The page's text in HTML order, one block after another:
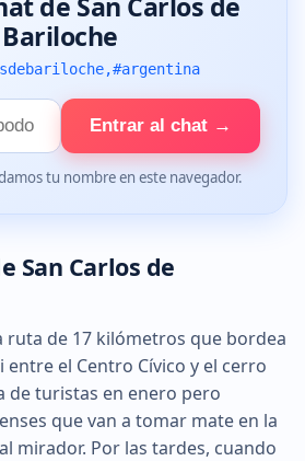
Bariloche
Entrar al chat →
tu nombre en este navegador.
San Carlos de
ruta de 17 kilómetros que bordea
entre el Centro Cívico y el cerro
de turistas en enero pero
que van a tomar mate en la
mirador. Por las tardes, cuando